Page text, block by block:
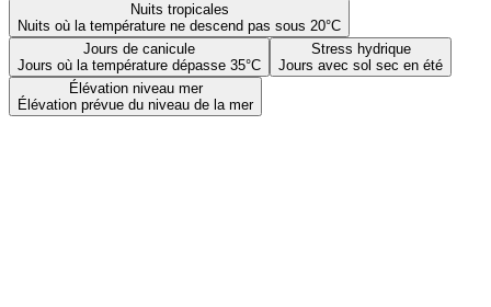
Nuits tropicales
Nuits où la température ne descend pas sous 20°C
Jours de canicule
Jours où la température dépasse 35°C
Stress hydrique
Jours avec sol sec en été
Élévation niveau mer
Élévation prévue du niveau de la mer